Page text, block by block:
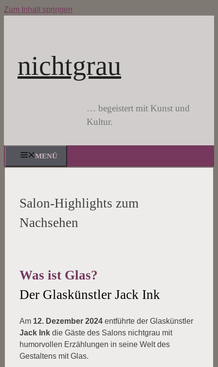
Zum Inhalt springen
nichtgrau
… begeistert mit Kunst und
Kultur.
MENÜ
Salon-Highlights zum
Nachsehen
Was ist Glas?
Der Glaskünstler Jack Ink
Am 12. Dezember 2024 entführte der Glaskünstler
Jack Ink die Gäste des Salons nichtgrau mit
humorvollen Erzählungen in seine Welt des
Gestaltens mit Glas.